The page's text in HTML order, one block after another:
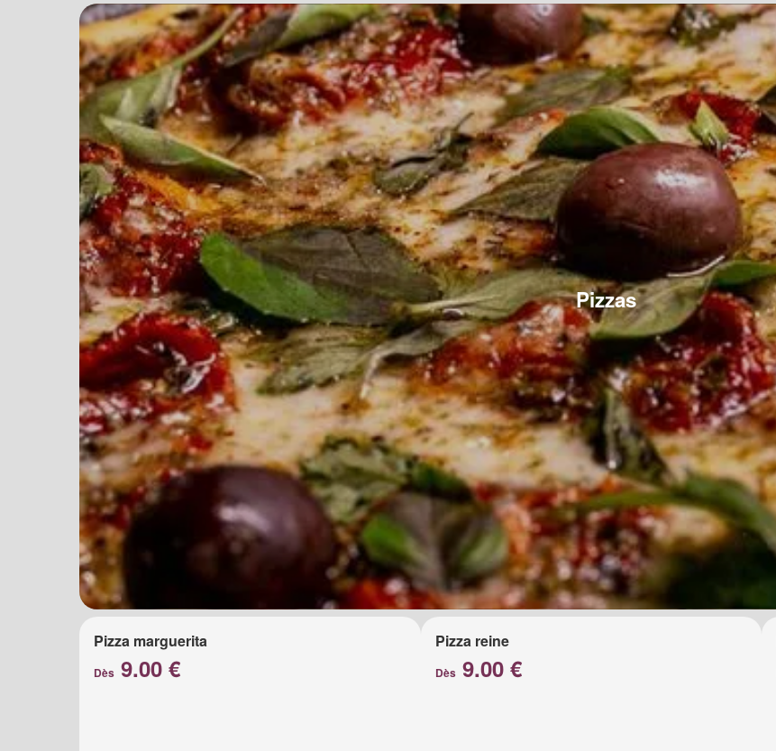
Pizzas
Pizza marguerita
Dès 9.00 €
Pizza reine
Dès9.00 €